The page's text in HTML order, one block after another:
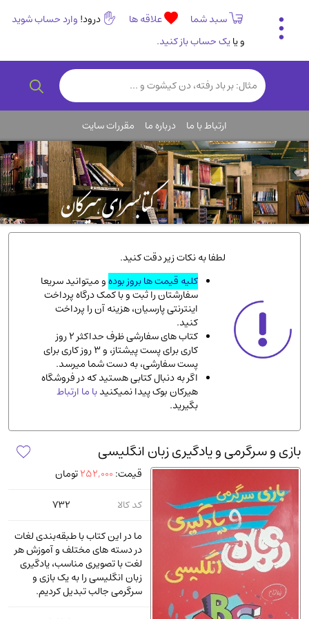
سبد شما علاقه ها درود! وارد حساب شوید
و یایک حساب باز کنید.
تاریخی و فرهنگی
(838)
رمان و داستان ایرانی(307)
روانشناسی(357)
انگلیسی و زبان خارجی(14)
کودکان و نوجوانان(76)
کتب نادر و کمیاب(19)
روانشناسی(112)
طب گیاهی و سنتی(45)
فلسفه و جامعه شناسی(151)
ادبیات و شعر
ادیان و مذاهب
دانشگاهی و آموزشی
اقتصادی، بازاریابی و مالی(57)
پزشکی(140)
کامپیوتر و نرم افزار(13)
آشپزی و خوراکی(25)
سرگرمی و بازی(7)
سیاسی(116)
رمان و داستان خارجی(489)
حقوقی و قانون
کتاب های مصور رنگی و گلاسه(23)
ارتباط با ما درباره ما مقررات سایت
لطفا به نکات زیر دقت کنید.
کلیه قیمت ها بروز بودهو میتوانید سریعا
سفارشتان را ثبت و با کمک درگاه پرداخت
اینترنتی پارسیان، هزینه آن را پرداخت
کنید.
کتاب های سفارشی ظرف حداکثر 2 روز
کاری برای پست پیشتاز، و 3 روز کاری برای
پست سفارشی، به دست شما میرسد.
اگر به دنبال کتابی هستید که در فروشگاه
هیرکان بوک پیدا نمیکنیدبا ما ارتباط
بگیرید.
بازی و سرگرمی و یادگیری زبان انگلیسی
قیمت: 252,000تومان
کد کالا
732
ما در این کتاب با طبقه‌بندی لغات
در دسته‌ های مختلف و آموزش هر
لغت با تصویری مناسب، یادگیری
زبان انگلیسی را به یک بازی و
سرگرمی جالب تبدیل کردیم.